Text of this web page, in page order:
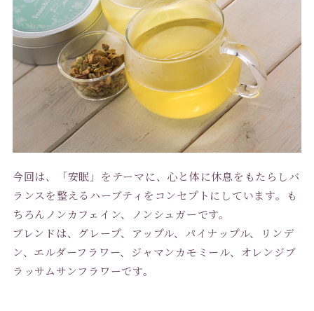
今回は、「安眠」をテーマに、心と体に休息をもたらしバ
ランスを整えるハーブティをコンセプトにしています。も
ちろんノンカフェイン、ノンシュガーです。
ブレンドは、グレープ、アップル、パイナップル、リンデ
ン、エルダーフラワー、ジャマンカモミール、オレンジブ
ラッサムサンフラワーです。